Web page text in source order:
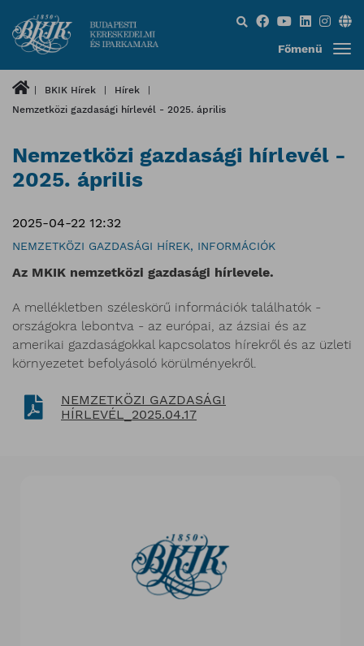
Keresés...
Főmenü
BKIK Hírek
Hírek
Nemzetközi gazdasági hírlevél - 2025. április
Nemzetközi gazdasági hírlevél -
2025. április
2025-04-22 12:32
NEMZETKÖZI GAZDASÁGI HÍREK, INFORMÁCIÓK
Az MKIK nemzetközi gazdasági hírlevele.
A mellékletben széleskörű információk találhatók -
országokra lebontva - az európai, az ázsiai és az
amerikai gazdaságokkal kapcsolatos hírekről és az üzleti
környezetet befolyásoló körülményekről.
NEMZETKÖZI GAZDASÁGI
HÍRLEVÉL_2025.04.17